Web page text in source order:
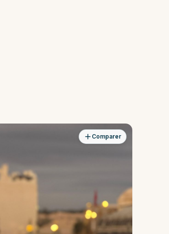
Comparer